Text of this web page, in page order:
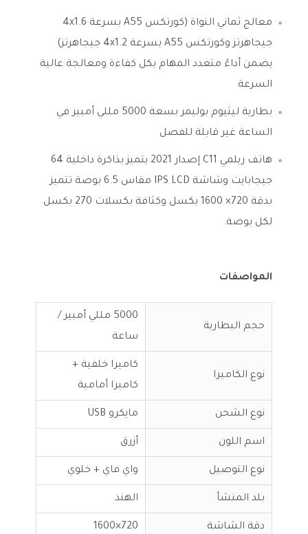
معالج ثماني النواة (كورتكس A55 بسرعة 4x1.6
جيجاهرتز وكورتكس A55 بسرعة 4x1.2 جيجاهرتز)
يضمن أداءً متعدد المهام بكل كفاءة ومعالجة عالية
السرعة
بطارية ليثيوم بوليمر بسعة 5000 مللي أمبير في
الساعة غير قابلة للفصل
هاتف ريلمي C11 إصدار 2021 يتميز بذاكرة داخلية 64
جيجابايت وشاشة IPS LCD مقاس 6.5 بوصة تتميز
بدقة 720× 1600 بكسل وكثافة بكسلات 270 بكسل
لكل بوصة.
المواصفات
حجم البطارية
5000 مللي أمبير /
ساعة
نوع الكاميرا
كاميرا خلفية +
كاميرا أمامية
نوع الشحن مايكرو USB
اسم اللون أزرق
نوع التوصيل واي فاي + خلوي
بلد المنشأ الهند
دقة الشاشة 720×1600